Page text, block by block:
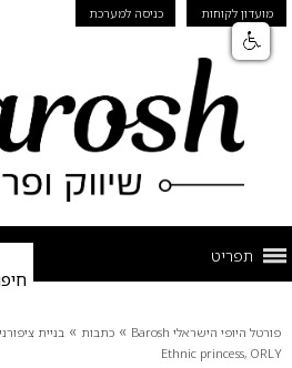
מועדון לקוחות כניסה למערכת
תפריט
פורטל היופי הישראלי Barosh » כתבות » בניית
Ethnic princess, ORLY